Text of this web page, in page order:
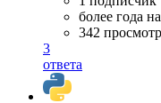
более года
342
3
ответа